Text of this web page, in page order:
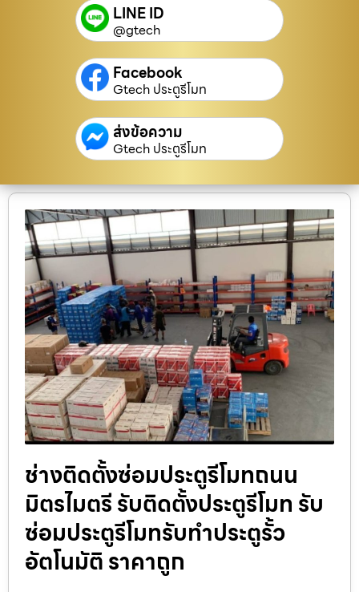
LINE ID
@gtech
Facebook
Gtech ประตูรีโมท
ส่งข้อความ
Gtech ประตูรีโมท
ช่างติดตั้งซ่อมประตูรีโมทถนน
มิตรไมตรี รับติดตั้งประตูรีโมท รับ
ซ่อมประตูรีโมทรับทำประตูรั้ว
อัตโนมัติ ราคาถูก